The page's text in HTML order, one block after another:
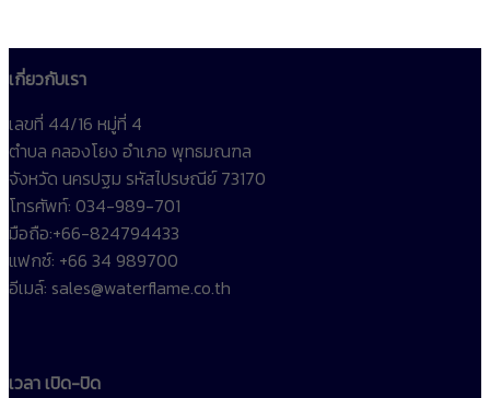
เกี่ยวกับเรา
เลขที่ 44/16 หมู่ที่ 4
ตำบล คลองโยง อำเภอ พุทธมณฑล
จังหวัด นครปฐม รหัสไปรษณีย์ 73170
โทรศัพท์: 034-989-701
มือถือ:+66-824794433
แฟกซ์: +66 34 989700
อีเมล์: sales@waterflame.co.th
เวลา เปิด-ปิด